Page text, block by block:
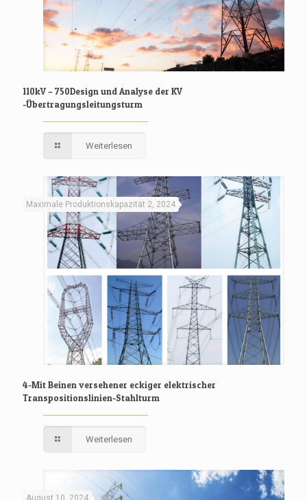
110kV – 750Design und Analyse der KV
-Übertragungsleitungsturm
Weiterlesen
Maximale Produktionskapazität 2, 2024
4-Mit Beinen versehener eckiger elektrischer
Transpositionslinien-Stahlturm
Weiterlesen
August 10, 2024